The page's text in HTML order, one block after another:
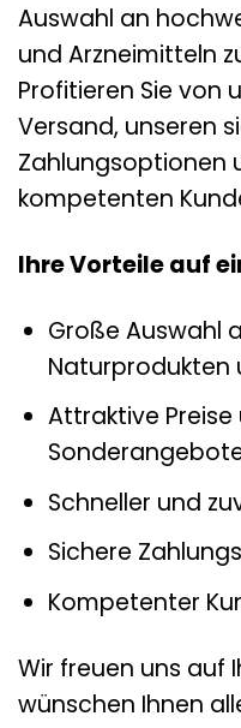
Auswahl an
und Arzneimitteln
Profitieren Sie von
Versand, unseren
Zahlungsoptionen
kompetenten
Ihre Vorteile auf
Große Auswahl
Naturprodukten
Attraktive
Schneller und
Sichere
Kompetenter
Wir freuen uns auf
wünschen Ihnen